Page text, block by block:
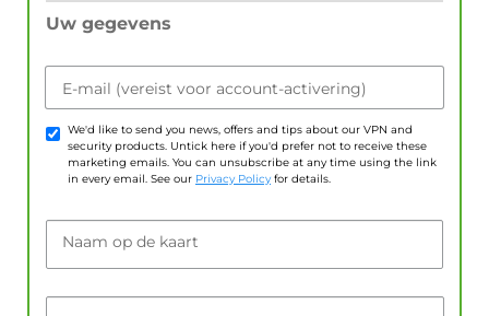
Uw gegevens
E-mail (vereist voor account-activering)
We'd like to send you news, offers and tips about our VPN and
security products. Untick here if you'd prefer not to receive these
marketing emails. You can unsubscribe at any time using the link
in every email. See our Privacy Policy for details.
Naam op de kaart